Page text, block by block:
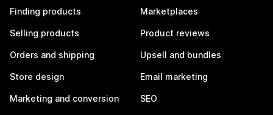
Finding products
Selling products
Orders and shipping
Store design
Marketing and conversion
Marketplaces
Product reviews
Upsell and bundles
Email marketing
SEO